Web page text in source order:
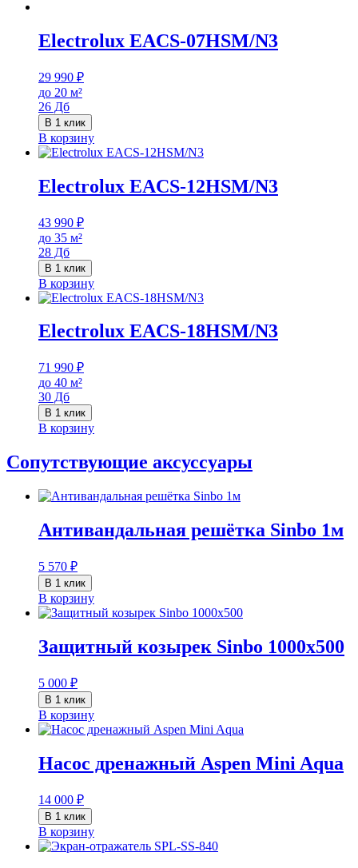
Electrolux EACS-07HSM/N3
29 990 ₽
до 20 м²
26 Дб
В 1 клик
В корзину
Electrolux EACS-12HSM/N3
43 990 ₽
до 35 м²
28 Дб
В 1 клик
В корзину
Electrolux EACS-18HSM/N3
71 990 ₽
до 40 м²
30 Дб
В 1 клик
В корзину
Сопутствующие аксуссуары
Антивандальная решётка Sinbo 1м
5 570 ₽
В 1 клик
В корзину
Защитный козырек Sinbo 1000х500
5 000 ₽
В 1 клик
В корзину
Насос дренажный Aspen Mini Aqua
14 000 ₽
В 1 клик
В корзину